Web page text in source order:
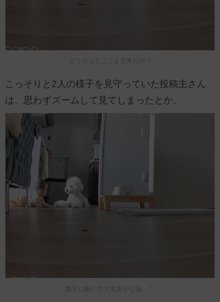
「どうやってここまで来たの？」
こっそりと2人の様子を見守っていた投稿主さん
は、思わずズームして見てしまったとか。
「勝手に動いて大丈夫かなあ…？」